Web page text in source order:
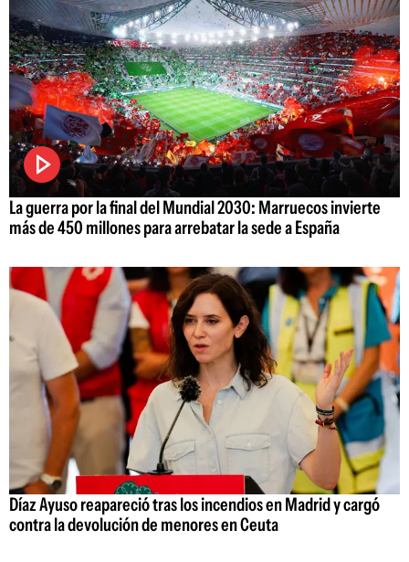
La guerra por la final del Mundial 2030: Marruecos invierte
más de 450 millones para arrebatar la sede a España
Díaz Ayuso reapareció tras los incendios en Madrid y cargó
contra la devolución de menores en Ceuta